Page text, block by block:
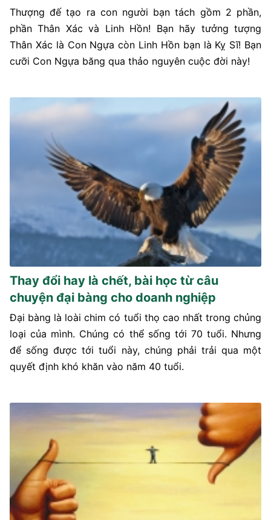
Thượng đế tạo ra con người bạn tách gồm 2 phần,
phần Thân Xác và Linh Hồn! Bạn hãy tưởng tượng
Thân Xác là Con Ngựa còn Linh Hồn bạn là Kỵ Sĩ! Bạn
cưỡi Con Ngựa băng qua thảo nguyên cuộc đời này!
Thay đổi hay là chết, bài học từ câu
chuyện đại bàng cho doanh nghiệp
Đại bàng là loài chim có tuổi thọ cao nhất trong chủng
loại của mình. Chúng có thể sống tới 70 tuổi. Nhưng
để sống được tới tuổi này, chúng phải trải qua một
quyết định khó khăn vào năm 40 tuổi.